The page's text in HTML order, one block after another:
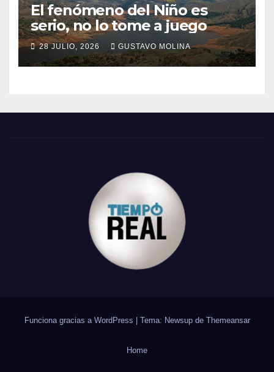
El fenómeno del Niño es
serio, no lo tome a juego
28 JULIO, 2026 GUSTAVO MOLINA
Funciona gracias a WordPress Tema: Newsup de Themeansar
Home